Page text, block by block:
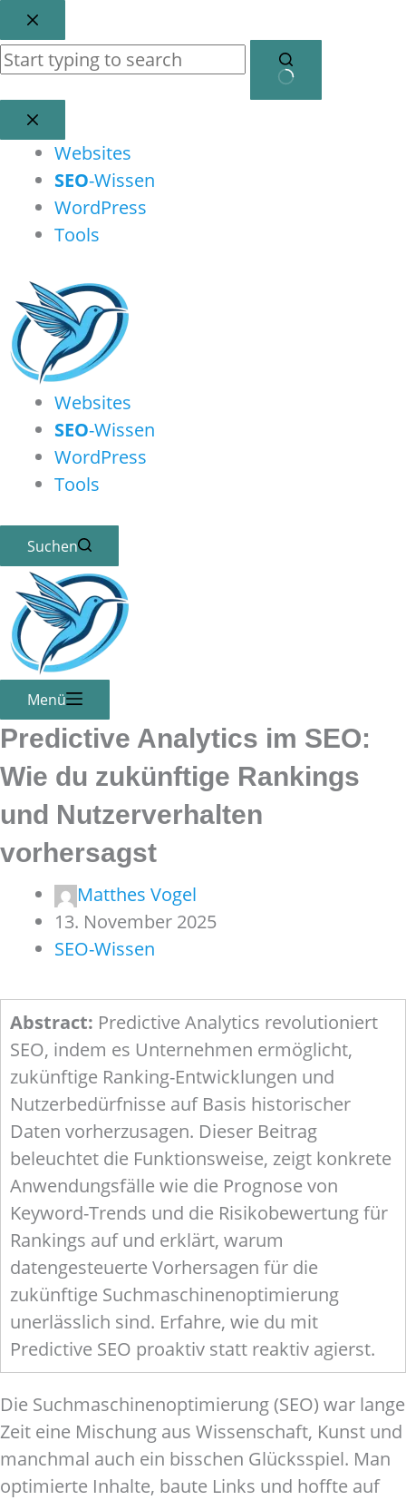
Zum
Inhalt
springen
Keine
Ergebnisse
Websites
SEO-Wissen
WordPress
Tools
Websites
SEO-Wissen
WordPress
Tools
Suchen
Menü
Predictive Analytics im SEO:
Wie du zukünftige Rankings
und Nutzerverhalten
vorhersagst
Matthes Vogel
13. November 2025
SEO-Wissen
Abstract: Predictive Analytics revolutioniert
SEO, indem es Unternehmen ermöglicht,
zukünftige Ranking-Entwicklungen und
Nutzerbedürfnisse auf Basis historischer
Daten vorherzusagen. Dieser Beitrag
beleuchtet die Funktionsweise, zeigt konkrete
Anwendungsfälle wie die Prognose von
Keyword-Trends und die Risikobewertung für
Rankings auf und erklärt, warum
datengesteuerte Vorhersagen für die
zukünftige Suchmaschinenoptimierung
unerlässlich sind. Erfahre, wie du mit
Predictive SEO proaktiv statt reaktiv agierst.
Die Suchmaschinenoptimierung (SEO) war lange
Zeit eine Mischung aus Wissenschaft, Kunst und
manchmal auch ein bisschen Glücksspiel. Man
optimierte Inhalte, baute Links und hoffte auf